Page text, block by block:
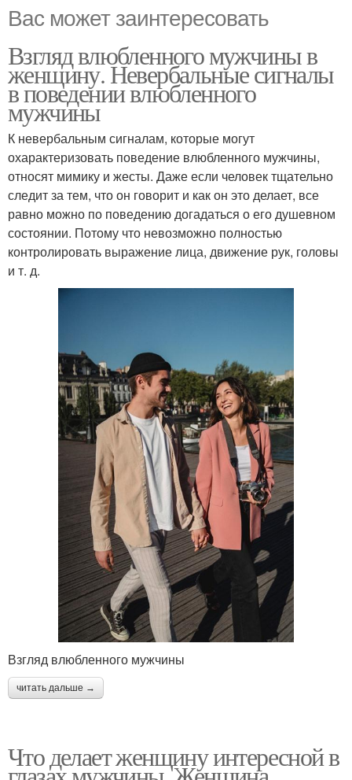
Вас может заинтересовать
Взгляд влюбленного мужчины в
женщину. Невербальные сигналы
в поведении влюбленного
мужчины
К невербальным сигналам, которые могут
охарактеризовать поведение влюбленного мужчины,
относят мимику и жесты. Даже если человек тщательно
следит за тем, что он говорит и как он это делает, все
равно можно по поведению догадаться о его душевном
состоянии. Потому что невозможно полностью
контролировать выражение лица, движение рук, головы
и т. д.
Взгляд влюбленного мужчины
читать дальше →
Что делает женщину интересной в